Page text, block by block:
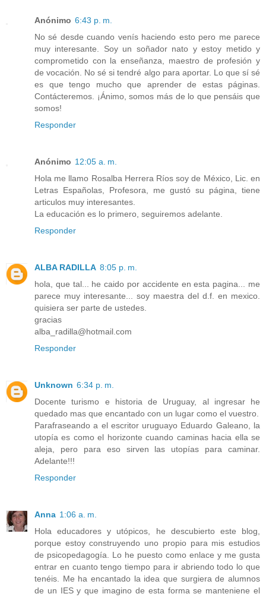
Anónimo 6:43 p. m.
No sé desde cuando venís haciendo esto pero me parece
muy interesante. Soy un soñador nato y estoy metido y
comprometido con la enseñanza, maestro de profesión y
de vocación. No sé si tendré algo para aportar. Lo que sí sé
es que tengo mucho que aprender de estas páginas.
Contácteremos. ¡Ánimo, somos más de lo que pensáis que
somos!
Responder
Anónimo 12:05 a. m.
Hola me llamo Rosalba Herrera Ríos soy de México, Lic. en
Letras Españolas, Profesora, me gustó su página, tiene
articulos muy interesantes.
La educación es lo primero, seguiremos adelante.
Responder
ALBA RADILLA 8:05 p. m.
hola, que tal... he caido por accidente en esta pagina... me
parece muy interesante... soy maestra del d.f. en mexico.
quisiera ser parte de ustedes.
gracias
alba_radilla@hotmail.com
Responder
Unknown 6:34 p. m.
Docente turismo e historia de Uruguay, al ingresar he
quedado mas que encantado con un lugar como el vuestro.
Parafraseando a el escritor uruguayo Eduardo Galeano, la
utopía es como el horizonte cuando caminas hacia ella se
aleja, pero para eso sirven las utopías para caminar.
Adelante!!!
Responder
Anna 1:06 a. m.
Hola educadores y utópicos, he descubierto este blog,
porque estoy construyendo uno propio para mis estudios
de psicopedagogía. Lo he puesto como enlace y me gusta
entrar en cuanto tengo tiempo para ir abriendo todo lo que
tenéis. Me ha encantado la idea que surgiera de alumnos
de un IES y que imagino de esta forma se manteniene el